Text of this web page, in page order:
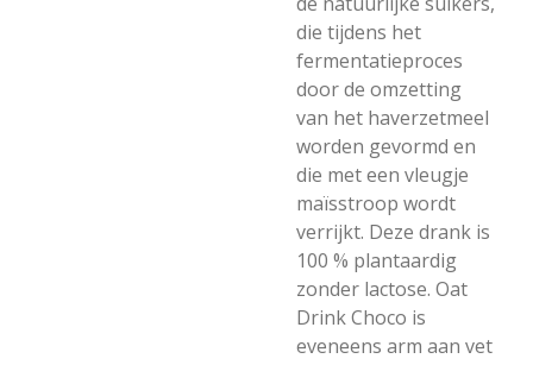
die tijdens het
fermentatieproces
door de omzetting
van het haverzetmeel
worden gevormd en
die met een vleugje
maïsstroop wordt
verrijkt. Deze drank is
100 % plantaardig
zonder lactose. Oat
Drink Choco is
eveneens arm aan vet